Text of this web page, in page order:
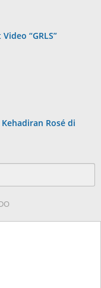
“GRLS”
Kehadiran Rosé di